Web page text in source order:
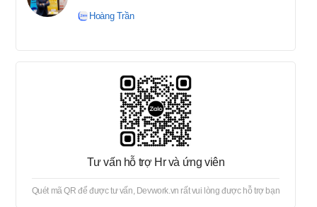
tuyển → Offer → Thủ tục
Hoàng Trần
Tư vấn hỗ trợ Hr và ứng viên
Quét mã QR để được tư vấn, Devwork.vn rất vui lòng được hỗ trợ bạn